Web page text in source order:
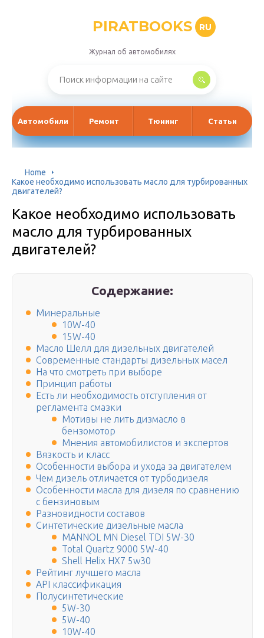
PIRATBOOKS RU
Журнал об автомобилях
Автомобили Ремонт Тюнинг Статьи
Home
Какое необходимо использовать масло для турбированных
двигателей?
Какое необходимо использовать
масло для турбированных
двигателей?
Содержание:
Минеральные
10W-40
15W-40
Масло Шелл для дизельных двигателей
Современные стандарты дизельных масел
На что смотреть при выборе
Принцип работы
Есть ли необходимость отступления от
регламента смазки
Мотивы не лить дизмасло в
бензомотор
Мнения автомобилистов и экспертов
Вязкость и класс
Особенности выбора и ухода за двигателем
Чем дизель отличается от турбодизеля
Особенности масла для дизеля по сравнению
с бензиновым
Разновидности составов
Синтетические дизельные масла
MANNOL MN Diesel TDI 5W-30
Total Quartz 9000 5W-40
Shell Helix HX7 5w30
Рейтинг лучшего масла
API классификация
Полусинтетические
5W-30
5W-40
10W-40